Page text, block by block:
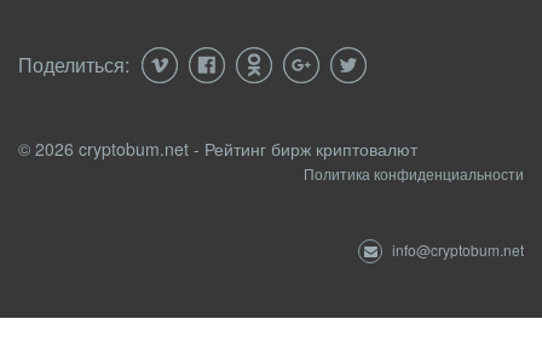
Поделиться:
© 2026 cryptobum.net - Рейтинг бирж криптовалют
Политика конфиденциальности
info@cryptobum.net